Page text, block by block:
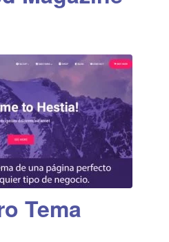
Tema